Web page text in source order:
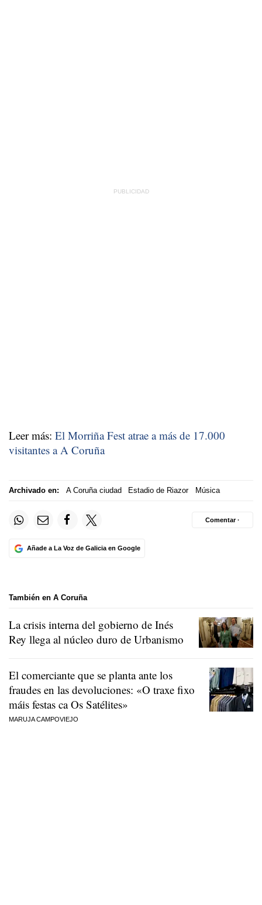
Leer más: El Morriña Fest atrae a más de 17.000
visitantes a A Coruña
Archivado en: A Coruña ciudad Estadio de Riazor Música
Añade a La Voz de Galicia en Google
Comentar ·
También en A Coruña
La crisis interna del gobierno de Inés
Rey llega al núcleo duro de Urbanismo
El comerciante que se planta ante los
fraudes en las devoluciones: «O traxe fixo
máis festas ca Os Satélites»
MARUJA CAMPOVIEJO